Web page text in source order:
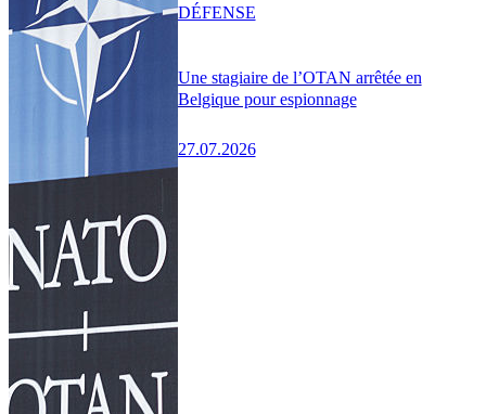
Une stagiaire de l’OTAN arrêtée en
Belgique pour espionnage
27.07.2026
DÉFENSE